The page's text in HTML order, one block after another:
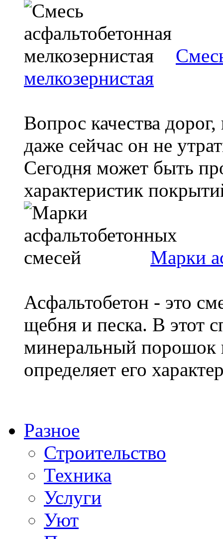
мелкозернистая
Вопрос качества дорог,
даже сейчас он не
Сегодня может быть
характеристик
Марки
Асфальтобетон - это
щебня и песка. В этот
минеральный порошок
определяет его
Разное
Строительство
Техника
Услуги
Уют